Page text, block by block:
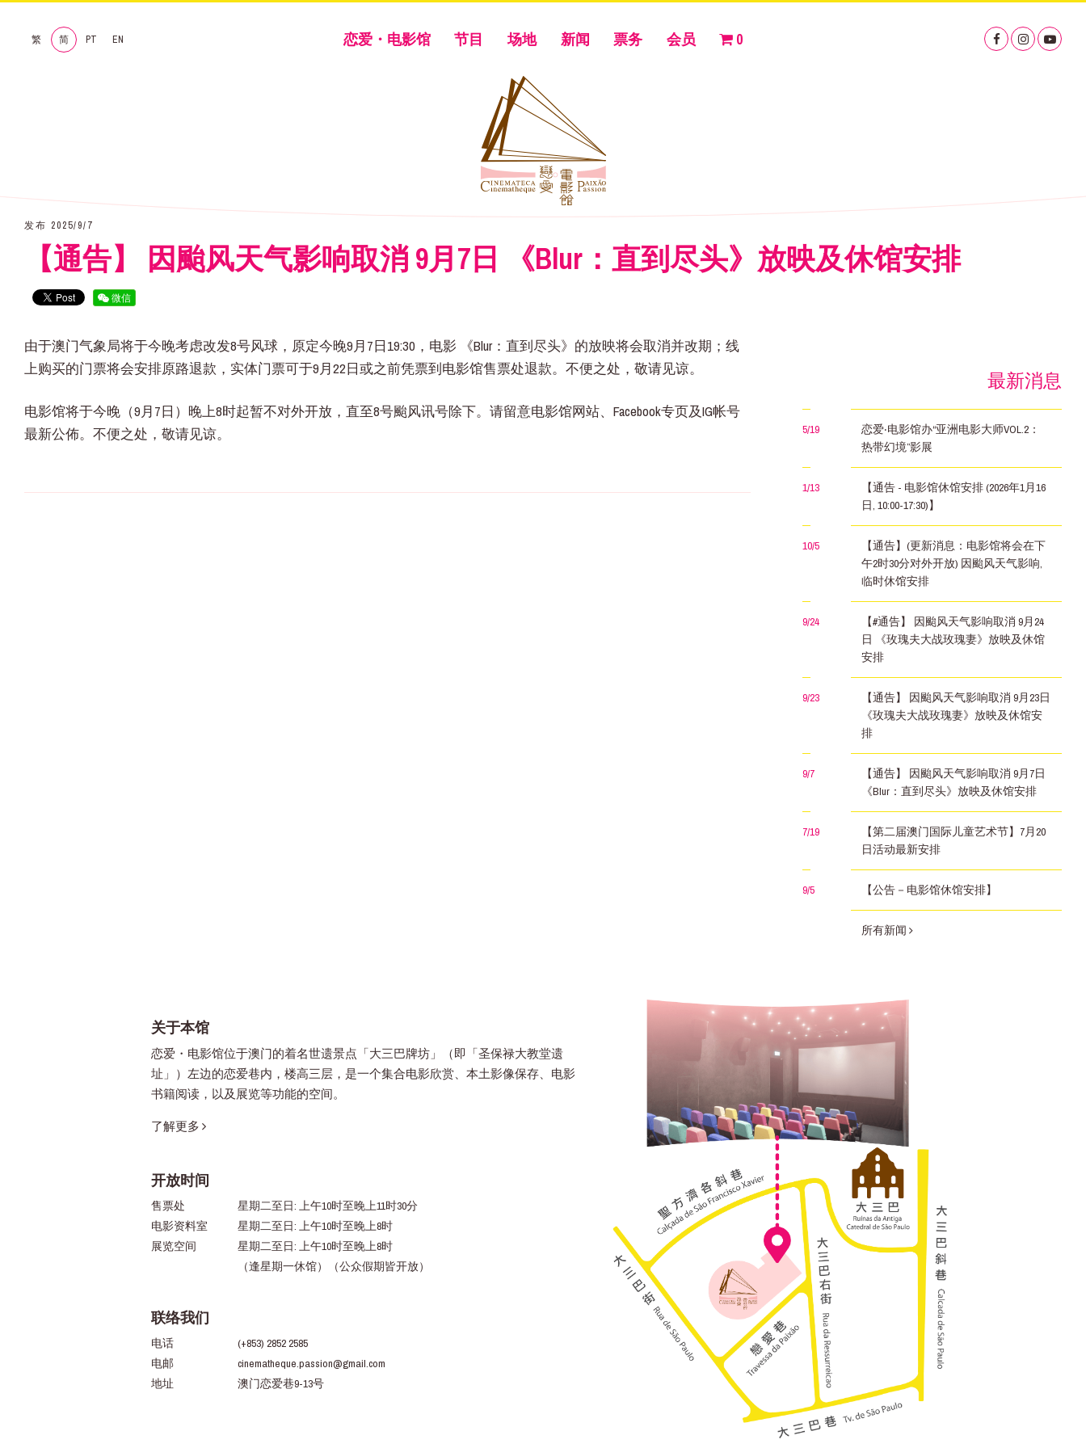
繁 简 PT EN 恋爱・电影馆 节目 场地 新闻 票务 会员 0
发布 2025/9/7
【通告】 因颱风天气影响取消 9月7日 《Blur：直到尽头》放映及休馆安排
微信
由于澳门气象局将于今晚考虑改发8号风球，原定今晚9月7日19:30，电影 《Blur：直到尽头》的放映将会取消并改期；线
上购买的门票将会安排原路退款，实体门票可于9月22日或之前凭票到电影馆售票处退款。不便之处，敬请见谅。
电影馆将于今晚（9月7日）晚上8时起暂不对外开放，直至8号颱风讯号除下。请留意电影馆网站、Facebook专页及IG帐号
最新公佈。不便之处，敬请见谅。
最新消息
5/19
恋爱‧电影馆办“亚洲电影大师VOL.2：
热带幻境”影展
1/13
【通告 - 电影馆休馆安排 (2026年1月16
日, 10:00-17:30)】
10/5
【通告】(更新消息：电影馆将会在下
午2时30分对外开放) 因颱风天气影响,
临时休馆安排
9/24
【#通告】 因颱风天气影响取消 9月24
日 《玫瑰夫大战玫瑰妻》放映及休馆
安排
9/23
【通告】 因颱风天气影响取消 9月23日
《玫瑰夫大战玫瑰妻》放映及休馆安
排
9/7
【通告】 因颱风天气影响取消 9月7日
《Blur：直到尽头》放映及休馆安排
7/19
【第二届澳门国际儿童艺术节】7月20
日活动最新安排
9/5 【公告－电影馆休馆安排】
所有新闻
关于本馆
恋爱・电影馆位于澳门的着名世遗景点「大三巴牌坊」（即「圣保禄大教堂遗
址」）左边的恋爱巷内，楼高三层，是一个集合电影欣赏、本土影像保存、电影
书籍阅读，以及展览等功能的空间。
了解更多
开放时间
售票处
星期二至日: 上午10时至晚上11时30分
电影资料室
星期二至日: 上午10时至晚上8时
展览空间
星期二至日: 上午10时至晚上8时
（逢星期一休馆）（公众假期皆开放）
联络我们
电话
(+853) 2852 2585
电邮
cinematheque.passion@gmail.com
地址
澳门恋爱巷9-13号